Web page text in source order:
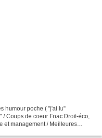
humour poche ( "j'ai lu"
/ Coups de coeur Fnac Droit-éco,
et management / Meilleures